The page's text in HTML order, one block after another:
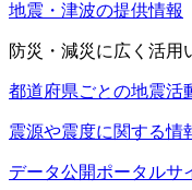
地震・津波の提供情報
防災・減災に広く活用
都道府県ごとの地震活
震源や震度に関する情
データ公開ポータルサ